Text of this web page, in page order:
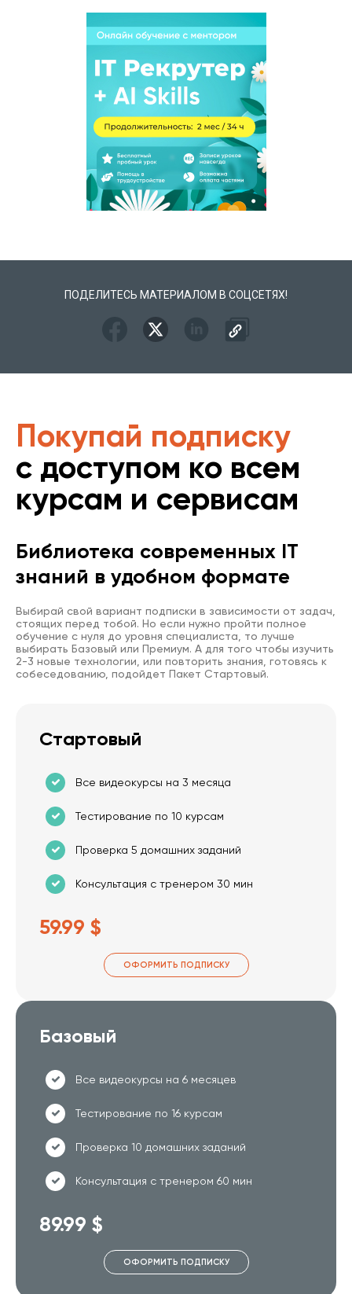
ПОДЕЛИТЕСЬ МАТЕРИАЛОМ В СОЦСЕТЯХ!
Покупай подписку
с доступом ко всем
курсам и сервисам
Библиотека современных IT
знаний в удобном формате
Выбирай свой вариант подписки в зависимости от задач,
стоящих перед тобой. Но если нужно пройти полное
обучение с нуля до уровня специалиста, то лучше
выбирать Базовый или Премиум. А для того чтобы изучить
2-3 новые технологии, или повторить знания, готовясь к
собеседованию, подойдет Пакет Стартовый.
Стартовый
Все видеокурсы на 3 месяца
Тестирование по 10 курсам
Проверка 5 домашних заданий
Консультация с тренером 30 мин
59.99 $
ОФОРМИТЬ ПОДПИСКУ
Базовый
Все видеокурсы на 6 месяцев
Тестирование по 16 курсам
Проверка 10 домашних заданий
Консультация с тренером 60 мин
89.99 $
ОФОРМИТЬ ПОДПИСКУ